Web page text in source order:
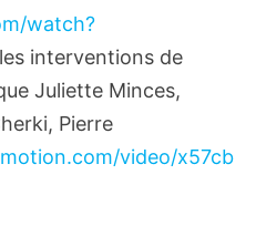
watch?
interventions de
Juliette Minces,
Pierre
video/x57cb